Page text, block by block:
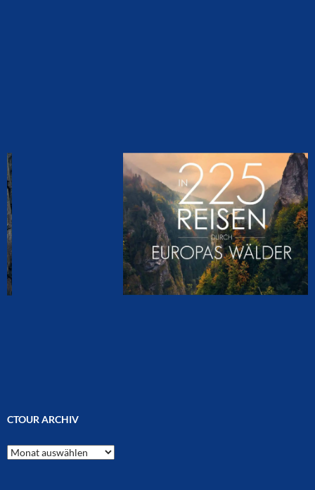
CTOUR ARCHIV
CTOUR
Archiv